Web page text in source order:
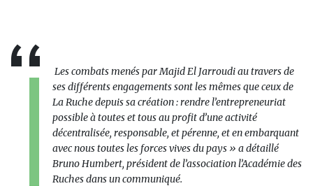
Les combats menés par Majid El Jarroudi au travers de
ses différents engagements sont les mêmes que ceux de
La Ruche depuis sa création : rendre l’entrepreneuriat
possible à toutes et tous au profit d’une activité
décentralisée, responsable, et pérenne, et en embarquant
avec nous toutes les forces vives du pays » a détaillé
Bruno Humbert, président de l’association l’Académie des
Ruches dans un communiqué.